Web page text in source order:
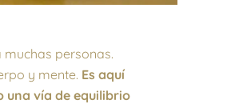
personas.
y mente. Es aquí
una vía de equilibrio